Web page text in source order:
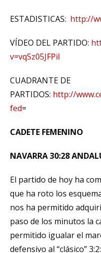
ESTADISTICAS: http://
VÍDEO DEL PARTIDO:
v=vqSz05JFPiI
CUADRANTE DE
PARTIDOS: http://
fed=
CADETE FEMENINO
NAVARRA 30:28
El partido de hoy ha
que ha roto los
nos ha permitido
paso de los minutos la
permitido igualar el
defensivo al “clásico”